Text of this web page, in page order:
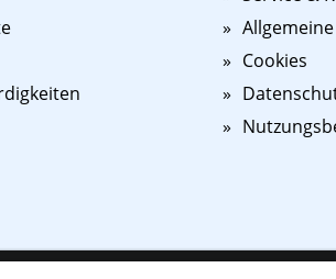
Cookies